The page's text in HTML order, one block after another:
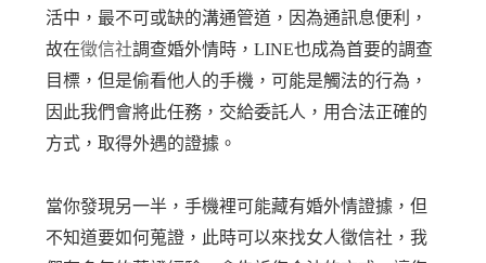
活中，最不可或缺的溝通管道，因為通訊息便利，
故在徵信社調查婚外情時，LINE也成為首要的調查
目標，但是偷看他人的手機，可能是觸法的行為，
因此我們會將此任務，交給委託人，用合法正確的
方式，取得外遇的證據。
當你發現另一半，手機裡可能藏有婚外情證據，但
不知道要如何蒐證，此時可以來找女人徵信社，我